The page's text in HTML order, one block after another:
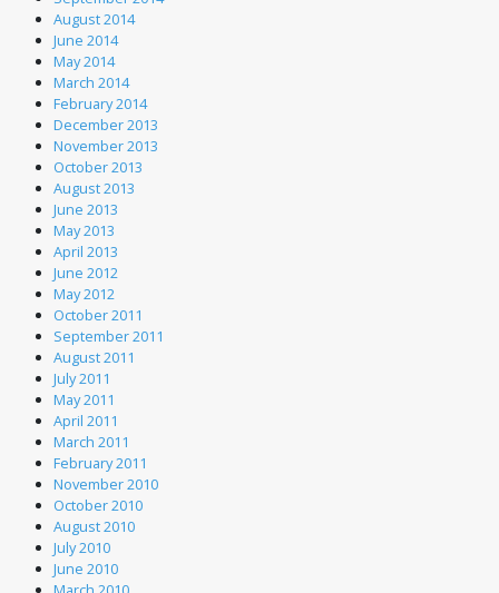
August 2014
June 2014
May 2014
March 2014
February 2014
December 2013
November 2013
October 2013
August 2013
June 2013
May 2013
April 2013
June 2012
May 2012
October 2011
September 2011
August 2011
July 2011
May 2011
April 2011
March 2011
February 2011
November 2010
October 2010
August 2010
July 2010
June 2010